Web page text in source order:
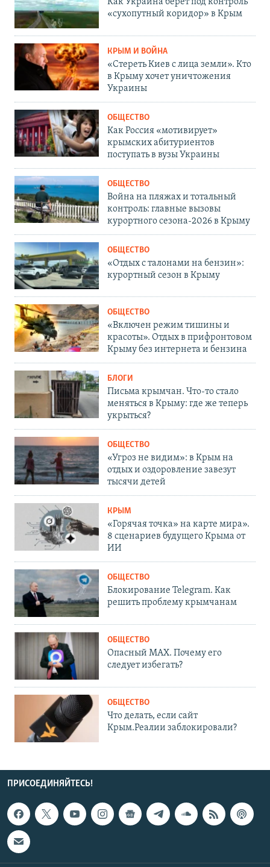
«сухопутный коридор» в Крым
КРЫМ И ВОЙНА
«Стереть Киев с лица земли». Кто
в Крыму хочет уничтожения
Украины
ОБЩЕСТВО
Как Россия «мотивирует»
крымских абитуриентов
поступать в вузы Украины
ОБЩЕСТВО
Война на пляжах и тотальный
контроль: главные вызовы
курортного сезона-2026 в Крыму
ОБЩЕСТВО
«Отдых с талонами на бензин»:
курортный сезон в Крыму
ОБЩЕСТВО
«Включен режим тишины и
красоты». Отдых в прифронтовом
Крыму без интернета и бензина
БЛОГИ
Письма крымчан. Что-то стало
меняться в Крыму: где же теперь
укрыться?
ОБЩЕСТВО
«Угроз не видим»: в Крым на
отдых и оздоровление завезут
тысячи детей
КРЫМ
«Горячая точка» на карте мира».
8 сценариев будущего Крыма от
ИИ
ОБЩЕСТВО
Блокирование Telegram. Как
решить проблему крымчанам
ОБЩЕСТВО
Опасный MAX. Почему его
следует избегать?
ОБЩЕСТВО
Что делать, если сайт
Крым.Реалии заблокировали?
ПРИСОЕДИНЯЙТЕСЬ!